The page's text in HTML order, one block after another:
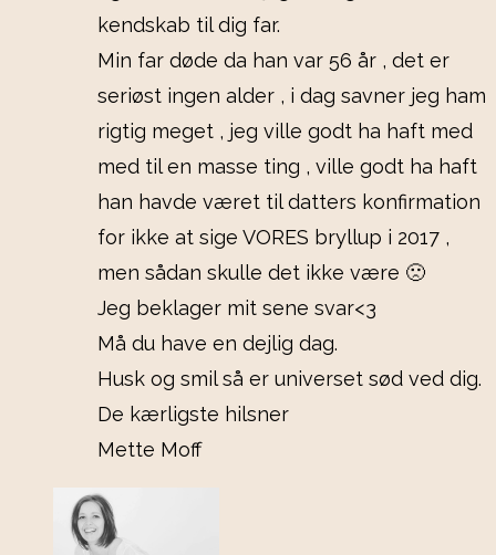
kendskab til dig far.
Min far døde da han var 56 år , det er
seriøst ingen alder , i dag savner jeg ham
rigtig meget , jeg ville godt ha haft med
med til en masse ting , ville godt ha haft
han havde været til datters konfirmation
for ikke at sige VORES bryllup i 2017 ,
men sådan skulle det ikke være 🙁
Jeg beklager mit sene svar<3
Må du have en dejlig dag.
Husk og smil så er universet sød ved dig.
De kærligste hilsner
Mette Moff